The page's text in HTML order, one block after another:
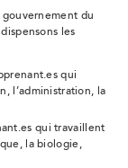
gouvernement du
les
qui
l’administration, la
qui travaillent
la biologie,